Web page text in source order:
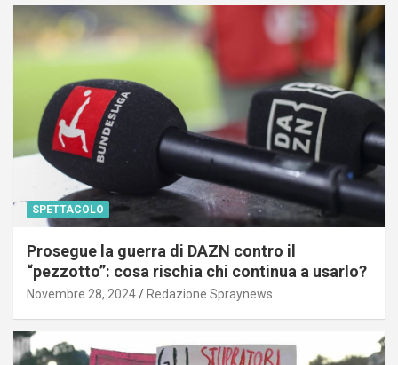
SPETTACOLO
Prosegue la guerra di DAZN contro il
“pezzotto”: cosa rischia chi continua a usarlo?
Novembre 28, 2024 Redazione Spraynews